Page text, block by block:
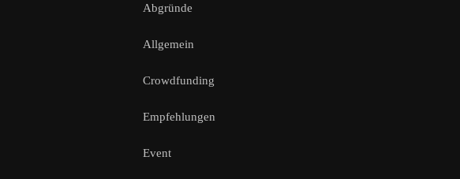
Abgründe
Allgemein
Crowdfunding
Empfehlungen
Event